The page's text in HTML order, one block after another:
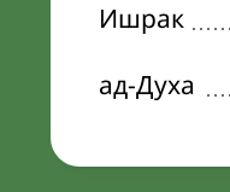
Ишрак
ад-Духа